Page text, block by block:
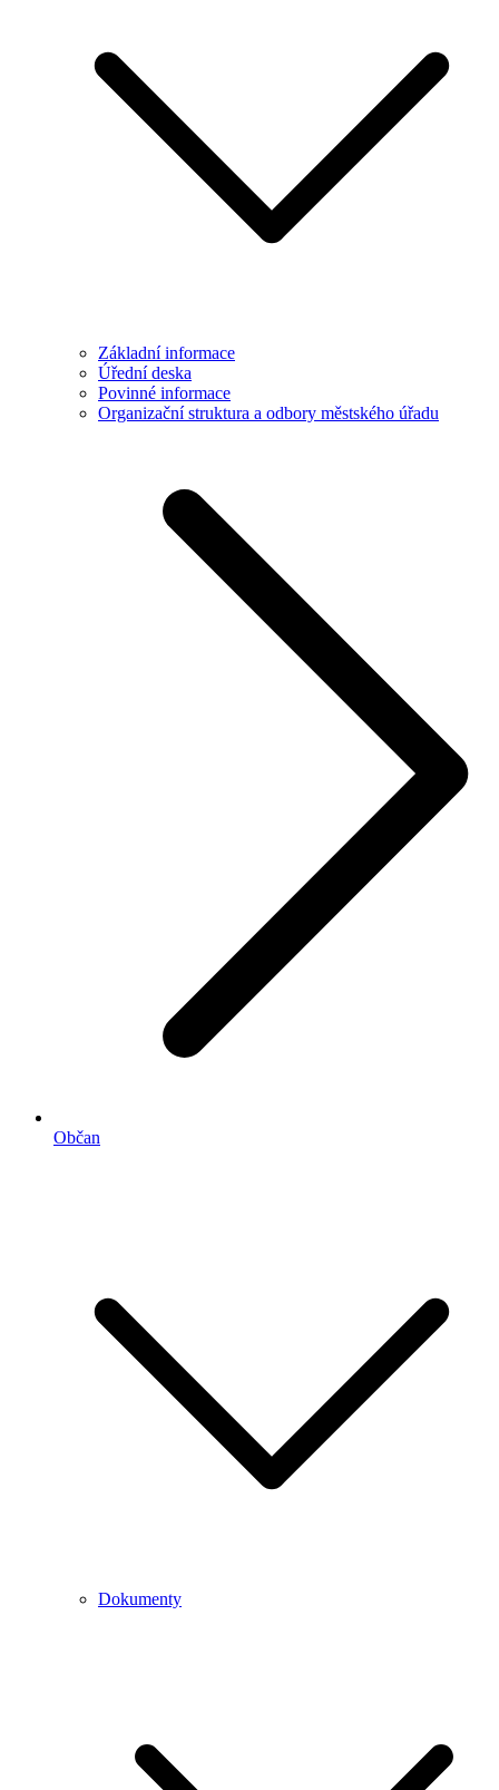
Základní informace
Úřední deska
Povinné informace
Organizační struktura a odbory městského úřadu
Občan
Dokumenty